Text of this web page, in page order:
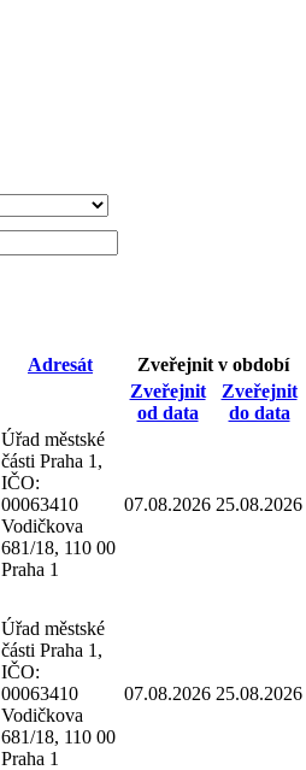
Adresát Zveřejnit v období
Zveřejnit
od data
Zveřejnit
do data
Úřad městské
části Praha 1,
IČO:
00063410
Vodičkova
681/18, 110 00
Praha 1
07.08.2026 25.08.2026
Úřad městské
části Praha 1,
IČO:
00063410
Vodičkova
681/18, 110 00
Praha 1
07.08.2026 25.08.2026